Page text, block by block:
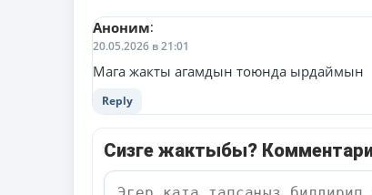
Аноним:
20.05.2026 в 21:01
Мага жакты агамдын тоюнда ырдаймын
Reply
Сизге жактыбы?